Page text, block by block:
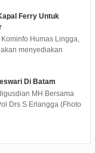
Ferry Untuk
Humas Lingga,
menyediakan
Di Batam
MH Bersama
Drs S Erlangga (Fhoto